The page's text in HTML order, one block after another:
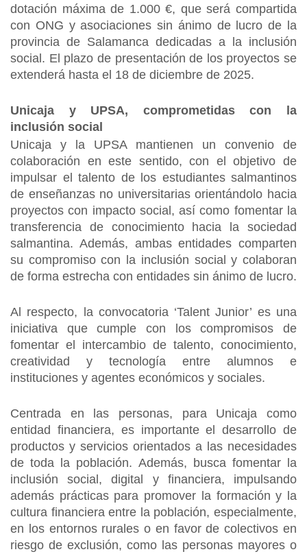
dotación máxima de 1.000 €, que será compartida
con ONG y asociaciones sin ánimo de lucro de la
provincia de Salamanca dedicadas a la inclusión
social. El plazo de presentación de los proyectos se
extenderá hasta el 18 de diciembre de 2025.
Unicaja y UPSA, comprometidas con la
inclusión social
Unicaja y la UPSA mantienen un convenio de
colaboración en este sentido, con el objetivo de
impulsar el talento de los estudiantes salmantinos
de enseñanzas no universitarias orientándolo hacia
proyectos con impacto social, así como fomentar la
transferencia de conocimiento hacia la sociedad
salmantina. Además, ambas entidades comparten
su compromiso con la inclusión social y colaboran
de forma estrecha con entidades sin ánimo de lucro.
Al respecto, la convocatoria ‘Talent Junior’ es una
iniciativa que cumple con los compromisos de
fomentar el intercambio de talento, conocimiento,
creatividad y tecnología entre alumnos e
instituciones y agentes económicos y sociales.
Centrada en las personas, para Unicaja como
entidad financiera, es importante el desarrollo de
productos y servicios orientados a las necesidades
de toda la población. Además, busca fomentar la
inclusión social, digital y financiera, impulsando
además prácticas para promover la formación y la
cultura financiera entre la población, especialmente,
en los entornos rurales o en favor de colectivos en
riesgo de exclusión, como las personas mayores o